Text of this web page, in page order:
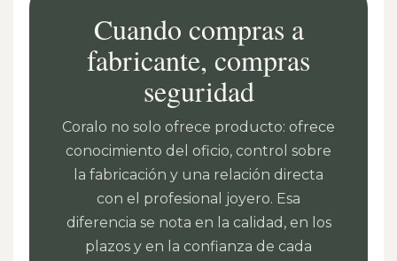
Cuando compras a
fabricante, compras
seguridad
Coralo no solo ofrece producto: ofrece
conocimiento del oficio, control sobre
la fabricación y una relación directa
con el profesional joyero. Esa
diferencia se nota en la calidad, en los
plazos y en la confianza de cada